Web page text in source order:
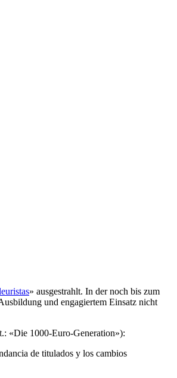
» ausgestrahlt. In der noch bis zum
und engagiertem Einsatz nicht
«Die 1000-Euro-Generation»):
de titulados y los cambios